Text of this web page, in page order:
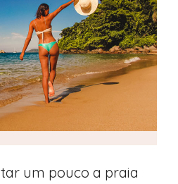
um pouco a praia